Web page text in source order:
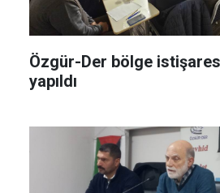
Özgür-Der bölge
yapıldı